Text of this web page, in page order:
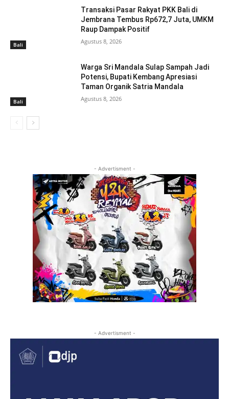
Bali
Transaksi Pasar Rakyat PKK Bali di
Jembrana Tembus Rp672,7 Juta, UMKM
Raup Dampak Positif
Agustus 8, 2026
Bali
Warga Sri Mandala Sulap Sampah Jadi
Potensi, Bupati Kembang Apresiasi
Taman Organik Satria Mandala
Agustus 8, 2026
- Advertisment -
- Advertisment -